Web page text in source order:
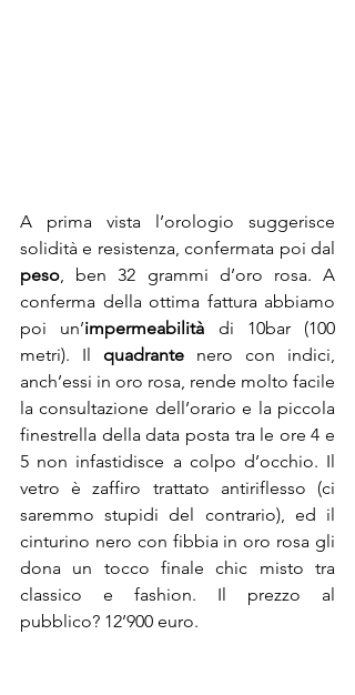
A prima vista l’orologio suggerisce
peso, ben 32 grammi d’oro rosa. A
conferma della ottima fattura abbiamo
poi un’impermeabilità di 10bar (100
metri). Il quadrante nero con indici,
anch’essi in oro rosa, rende molto facile
la consultazione dell’orario e la piccola
finestrella della data posta tra le ore 4 e
5 non infastidisce a colpo d’occhio. Il
vetro è zaffiro trattato antiriflesso (ci
saremmo stupidi del contrario), ed il
cinturino nero con fibbia in oro rosa gli
dona un tocco finale chic misto tra
classico e fashion. Il prezzo al
pubblico? 12’900 euro.